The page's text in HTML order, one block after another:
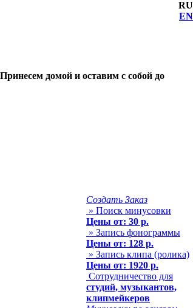
RU
EN
домой и оставим с собой до
Создать Заказ
» Поиск минусовки
Цены от: 30 р.
» Запись фонограммы
Цены от: 128 р.
» Запись клипа (ролика)
Цены от: 1920 р.
Сотрудничество для
студий, музыкантов,
клипмейкеров